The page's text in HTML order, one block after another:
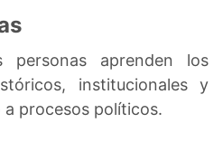
aprenden los
institucionales y
a procesos políticos.